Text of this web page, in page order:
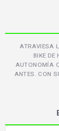
ATRAVIESA
BIKE
AUTONOMÍA
ANTES. CON